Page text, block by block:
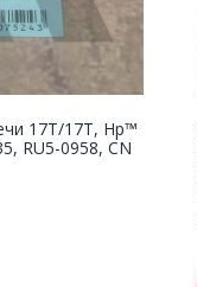
17T/17T, Hp™
RU5-0958, CN